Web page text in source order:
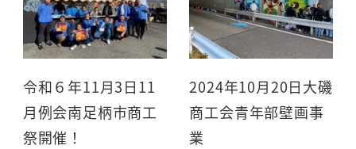
令和６年11月3日11
月例会南足柄市商工
祭開催！
2024年10月20日大磯
商工会青年部壁画事
業